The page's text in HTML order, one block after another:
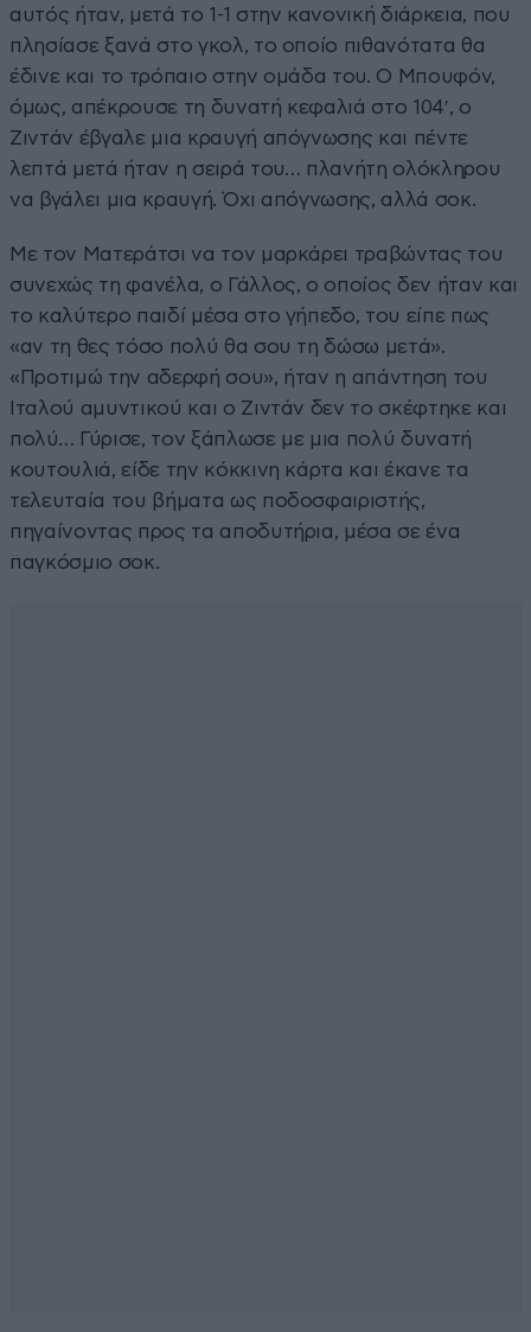
αυτός ήταν, μετά το 1-1 στην κανονική διάρκεια, που
πλησίασε ξανά στο γκολ, το οποίο πιθανότατα θα
έδινε και το τρόπαιο στην ομάδα του. Ο Μπουφόν,
όμως, απέκρουσε τη δυνατή κεφαλιά στο 104′, ο
Ζιντάν έβγαλε μια κραυγή απόγνωσης και πέντε
λεπτά μετά ήταν η σειρά του… πλανήτη ολόκληρου
να βγάλει μια κραυγή. Όχι απόγνωσης, αλλά σοκ.
Με τον Ματεράτσι να τον μαρκάρει τραβώντας του
συνεχώς τη φανέλα, ο Γάλλος, ο οποίος δεν ήταν και
το καλύτερο παιδί μέσα στο γήπεδο, του είπε πως
«αν τη θες τόσο πολύ θα σου τη δώσω μετά».
«Προτιμώ την αδερφή σου», ήταν η απάντηση του
Ιταλού αμυντικού και ο Ζιντάν δεν το σκέφτηκε και
πολύ… Γύρισε, τον ξάπλωσε με μια πολύ δυνατή
κουτουλιά, είδε την κόκκινη κάρτα και έκανε τα
τελευταία του βήματα ως ποδοσφαιριστής,
πηγαίνοντας προς τα αποδυτήρια, μέσα σε ένα
παγκόσμιο σοκ.